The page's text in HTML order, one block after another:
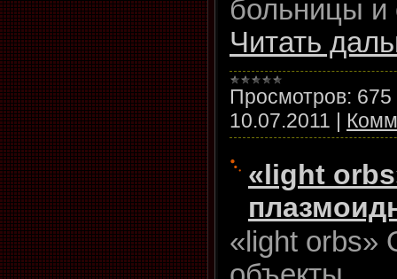
больницы
Читать
Просмотров: 675
10.07.2011 |
«light
«light